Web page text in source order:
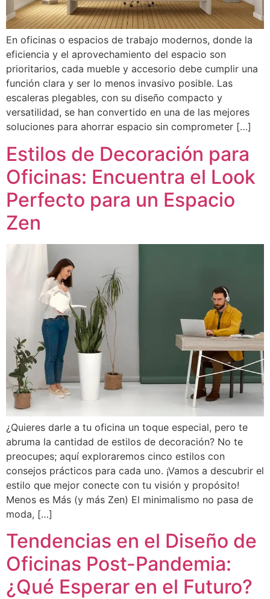
En oficinas o espacios de trabajo modernos, donde la
eficiencia y el aprovechamiento del espacio son
prioritarios, cada mueble y accesorio debe cumplir una
función clara y ser lo menos invasivo posible. Las
escaleras plegables, con su diseño compacto y
versatilidad, se han convertido en una de las mejores
soluciones para ahorrar espacio sin comprometer […]
Estilos de Decoración para
Oficinas: Encuentra el Look
Perfecto para un Espacio
Zen
¿Quieres darle a tu oficina un toque especial, pero te
abruma la cantidad de estilos de decoración? No te
preocupes; aquí exploraremos cinco estilos con
consejos prácticos para cada uno. ¡Vamos a descubrir el
estilo que mejor conecte con tu visión y propósito!
Menos es Más (y más Zen) El minimalismo no pasa de
moda, […]
Tendencias en el Diseño de
Oficinas Post-Pandemia:
¿Qué Esperar en el Futuro?